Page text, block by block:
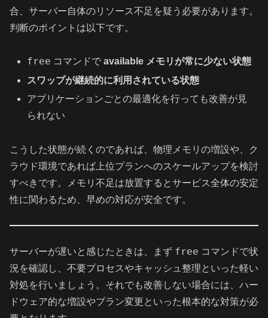
合、サーバー自体のリソース不足を疑う必要があります。
判断のポイントは以下です。
free コマンドでavailable メモリが常に少ない状態
スワップが継続的に利用されている状態
アプリケーションごとの最適化を行っても改善が見
られない
こうした状態が続くのであれば、物理メモリの増設や、ク
ラウド環境であれば上位プランへのスケールアップを検討
すべきです。メモリ不足は放置するとサービス全体の安定
性に関わるため、早めの対応が安全です。
サーバーが遅いと感じたときは、まず free コマンドで状
況を確認し、不要プロセスやキャッシュ整理といった軽い
対処を行いましょう。それでも改善しない場合には、ハー
ドウェア的な増設やプラン変更といった根本的な対策が必